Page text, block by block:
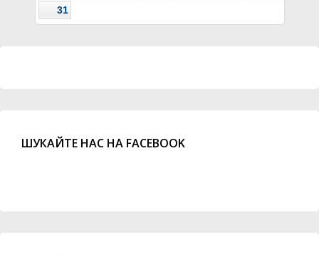
31
ШУКАЙТЕ НАС НА FACEBOOK